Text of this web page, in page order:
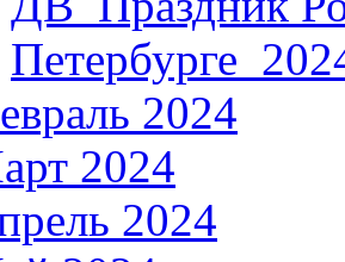
2024
2024
2024